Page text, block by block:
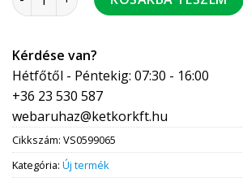
Kérdése van?
Hétfőtől - Péntekig: 07:30 - 16:00
+36 23 530 587
webaruhaz@ketkorkft.hu
Cikkszám: VS0599065
Kategória: Új termék